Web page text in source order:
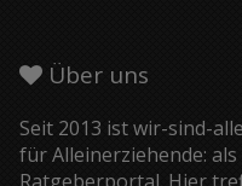
Über uns
Seit 2013 ist wir-sind-
für Alleinerziehende: